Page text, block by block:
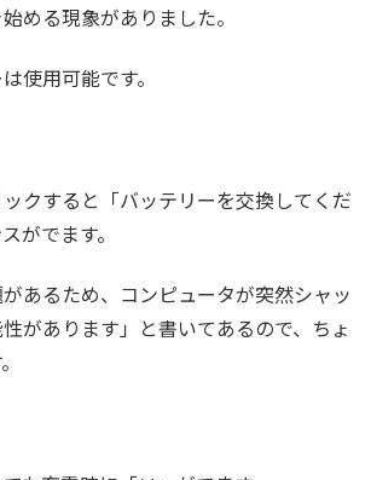
める現象がありました。
使用可能です。
クすると「バッテリーを交換してくだ
がでます。
があるため、コンピュータが突然シャッ
があります」と書いてあるので、ちょ